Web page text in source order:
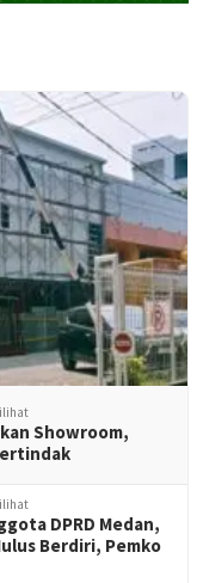
Showroom,
DPRD Medan,
Berdiri, Pemko